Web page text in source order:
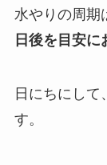
水やりの周期
日後を目安に
日にちにし
す。